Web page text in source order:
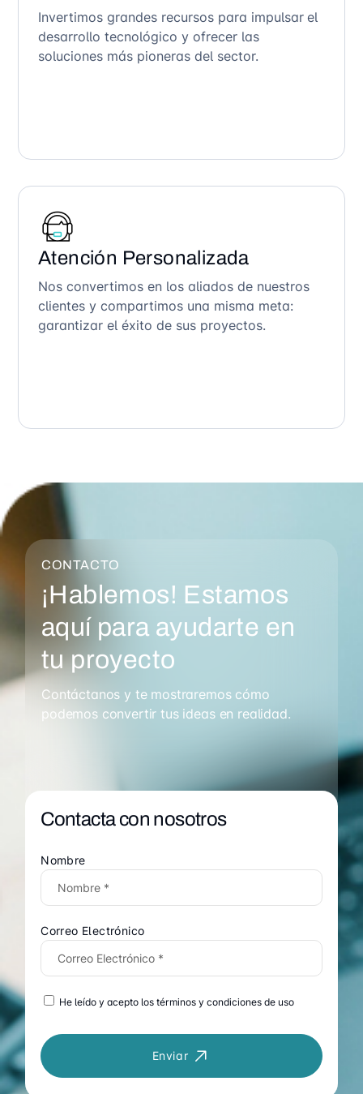
Invertimos grandes recursos para impulsar el
desarrollo tecnológico y ofrecer las
soluciones más pioneras del sector.
Atención Personalizada
Nos convertimos en los aliados de nuestros
clientes y compartimos una misma meta:
garantizar el éxito de sus proyectos.
CONTACTO
¡Hablemos! Estamos
aquí para ayudarte en
tu proyecto
Contáctanos y te mostraremos cómo
podemos convertir tus ideas en realidad.
Contacta con nosotros
Nombre
Correo Electrónico
He leído y acepto los términos y condiciones de uso
Enviar